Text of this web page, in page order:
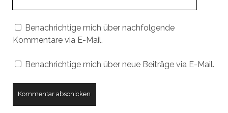
Benachrichtige mich über nachfolgende
Kommentare via E-Mail.
Benachrichtige mich über neue Beiträge via E-Mail.